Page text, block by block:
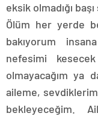
eksik olmadığı
Ölüm her yerde
bakıyorum
nefesimi
olmayacağım ya
aileme,
bekleyeceğim.